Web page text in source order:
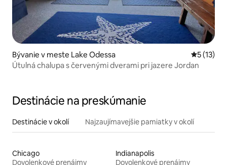
Bývanie v meste Lake Odessa
5 (13)
Útulná chalupa s červenými dverami pri jazere Jordan
Destinácie na preskúmanie
Destinácie v okolí Najzaujímavejšie pamiatky v okolí
Chicago
Dovolenkové prenájmy
Indianapolis
Dovolenkové prenájmy